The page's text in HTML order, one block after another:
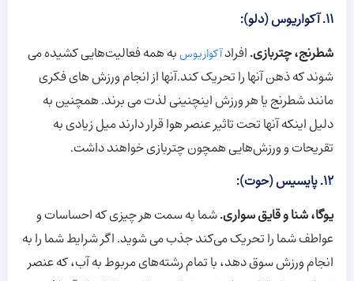
11. آکواریوس (دلو):
شطرنج، چتربازی.افرادآکواریوسبه همه فعالیت‌هایی کشیده می
شوند که ذهن آنها را تحریک کند.آنهااز انجام ورزش های فکری
مانند شطرنج یا هر ورزش اینچنینی لذت می برند. همچنین به
دلیل اینکه آنها تحت تاثیر عنصر هوا قرار دارند میل زیادی به
تقریحات و ورزش‌هایی همچون چتربازی خواهند داشت.
12. پایسیس (حوت):
یوگا، شنا و قایق سواری.شما به سمت هر چیزی که احساسات و
عواطف شما را تحریک می‌کند جذب می شوید. اگر شرایط شما را به
انجام ورزش سوق دهد، با تمام رشته‌های مربوط به آب، که عنصر